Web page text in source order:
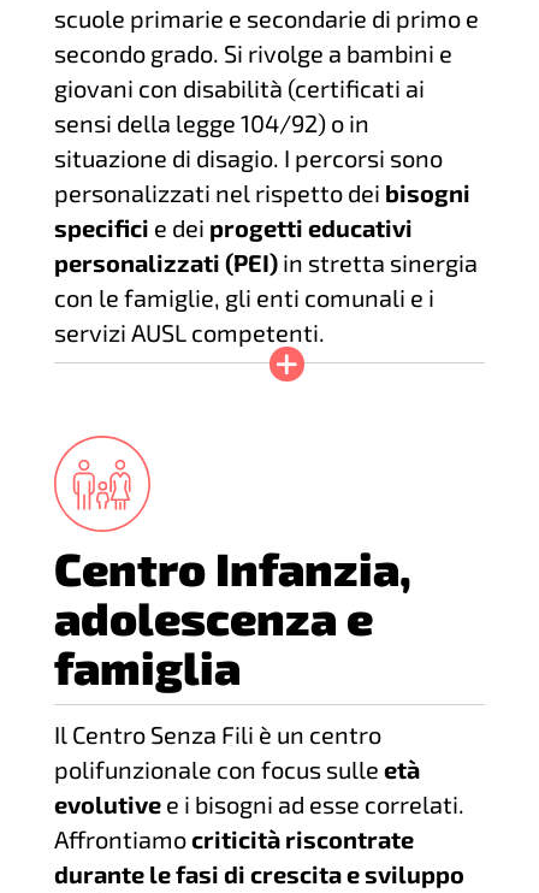
scuole primarie e secondarie di primo e
secondo grado. Si rivolge a bambini e
giovani con disabilità (certificati ai
sensi della legge 104/92) o in
situazione di disagio. I percorsi sono
personalizzati nel rispetto dei bisogni
specifici e dei progetti educativi
personalizzati (PEI)in stretta sinergia
con le famiglie, gli enti comunali e i
servizi AUSL competenti.
Centro Infanzia,
adolescenza e
famiglia
Il Centro Senza Fili è un centro
polifunzionale con focus sulle età
evolutivee i bisogni ad esse correlati.
Affrontiamocriticità riscontrate
durante le fasi di crescita e sviluppo